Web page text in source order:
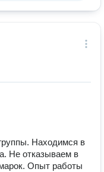
Находимся в
Не отказываем в
Опыт работы